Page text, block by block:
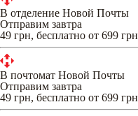
В отделение Новой Почты
Отправим завтра
49 грн, бесплатно от 699 грн
В почтомат Новой Почты
Отправим завтра
49 грн, бесплатно от 699 грн